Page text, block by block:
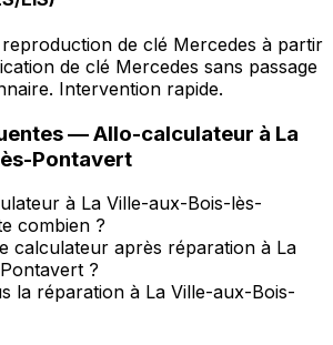
de clé Mercedes à partir
de clé Mercedes sans passage
Intervention rapide.
—Allo-calculateur à La
Pontavert
à La Ville-aux-Bois-lès-
combien ?
calculateur après réparation à La
?
la réparation à La Ville-aux-Bois-